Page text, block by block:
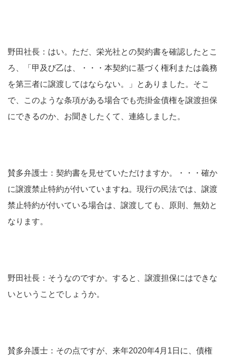
野田社長：はい。ただ、栄光社との契約書を確認したとこ
ろ、「甲及び乙は、・・・本契約に基づく権利または義務
を第三者に譲渡してはならない。」とありました。そこ
で、このような条項がある場合でも売掛金債権を譲渡担保
にできるのか、お聞きしたくて、連絡しました。
賛多弁護士：契約書を見せていただけますか。・・・確か
に譲渡禁止特約が付いていますね。現行の民法では、譲渡
禁止特約が付いている場合は、譲渡しても、原則、無効と
なります。
野田社長：そうなのですか。すると、譲渡担保にはできな
いということでしょうか。
賛多弁護士：その点ですが、来年2020年4月1日に、債権